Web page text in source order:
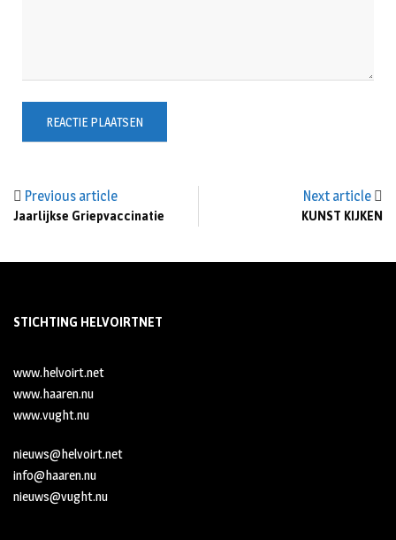
Previous article
Jaarlijkse Griepvaccinatie
Next article
KUNST KIJKEN
STICHTING HELVOIRTNET
www.helvoirt.net
www.haaren.nu
www.vught.nu
nieuws@helvoirt.net
info@haaren.nu
nieuws@vught.nu